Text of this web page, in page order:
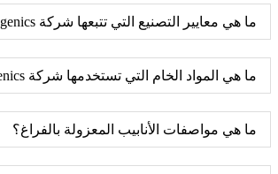
ما هي معايير التصنيع التي تتبعها شركة HL Cryogenics؟
ما هي المواد الخام التي تستخدمها شركة HL Cryogenics؟
ما هي مواصفات الأنابيب المعزولة بالفراغ؟